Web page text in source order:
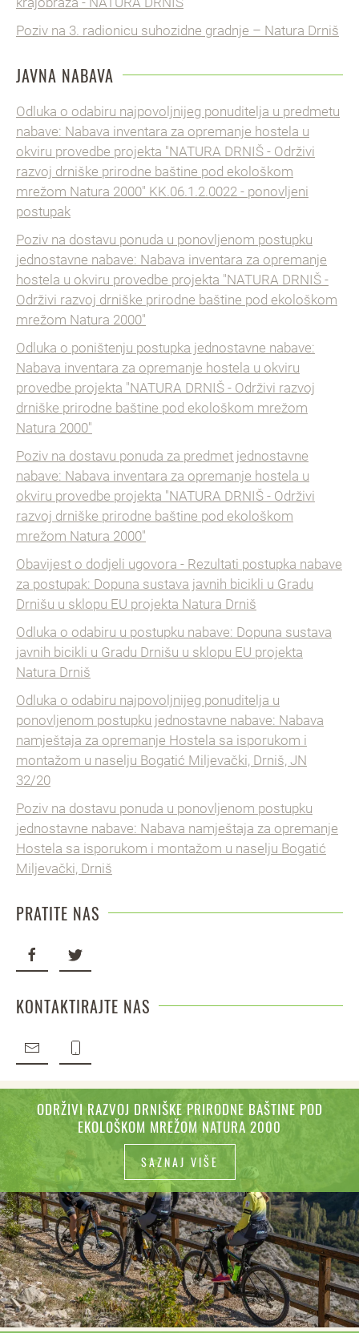
Poziv na 3. radionicu suhozidne gradnje – Natura Drniš
JAVNA NABAVA
Odluka o odabiru najpovoljnijeg ponuditelja u predmetu
nabave: Nabava inventara za opremanje hostela u
okviru provedbe projekta "NATURA DRNIŠ - Održivi
razvoj drniške prirodne baštine pod ekološkom
mrežom Natura 2000" KK.06.1.2.0022 - ponovljeni
postupak
Poziv na dostavu ponuda u ponovljenom postupku
jednostavne nabave: Nabava inventara za opremanje
hostela u okviru provedbe projekta "NATURA DRNIŠ -
Održivi razvoj drniške prirodne baštine pod ekološkom
mrežom Natura 2000"
Odluka o poništenju postupka jednostavne nabave:
Nabava inventara za opremanje hostela u okviru
provedbe projekta "NATURA DRNIŠ - Održivi razvoj
drniške prirodne baštine pod ekološkom mrežom
Natura 2000"
Poziv na dostavu ponuda za predmet jednostavne
nabave: Nabava inventara za opremanje hostela u
okviru provedbe projekta "NATURA DRNIŠ - Održivi
razvoj drniške prirodne baštine pod ekološkom
mrežom Natura 2000"
Obavijest o dodjeli ugovora - Rezultati postupka nabave
za postupak: Dopuna sustava javnih bicikli u Gradu
Drnišu u sklopu EU projekta Natura Drniš
Odluka o odabiru u postupku nabave: Dopuna sustava
javnih bicikli u Gradu Drnišu u sklopu EU projekta
Natura Drniš
Odluka o odabiru najpovoljnijeg ponuditelja u
ponovljenom postupku jednostavne nabave: Nabava
namještaja za opremanje Hostela sa isporukom i
montažom u naselju Bogatić Miljevački, Drniš, JN
32/20
Poziv na dostavu ponuda u ponovljenom postupku
jednostavne nabave: Nabava namještaja za opremanje
Hostela sa isporukom i montažom u naselju Bogatić
Miljevački, Drniš
PRATITE NAS
KONTAKTIRAJTE NAS
ODRŽIVI RAZVOJ DRNIŠKE PRIRODNE BAŠTINE POD
EKOLOŠKOM MREŽOM NATURA 2000
SAZNAJ VIŠE